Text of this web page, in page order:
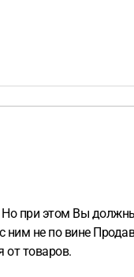
при этом Вы
ним не по вине
от товаров.